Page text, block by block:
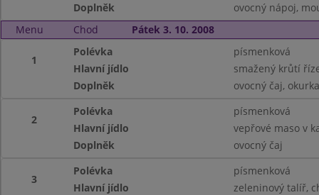
Doplněk
ovocný nápoj,
Menu
Chod Pátek 3. 10. 2008
1
Polévka
písmenková
Hlavní jídlo
smažený krůtí
Doplněk
ovocný čaj, okurka
2
Polévka
písmenková
Hlavní jídlo
vepřové maso v
Doplněk
ovocný čaj
3
Polévka
písmenková
Hlavní jídlo
zeleninový talíř,